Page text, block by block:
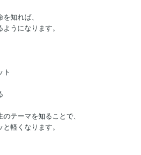
知れば、
うになります。
ト
テーマを知ることで、
軽くなります。